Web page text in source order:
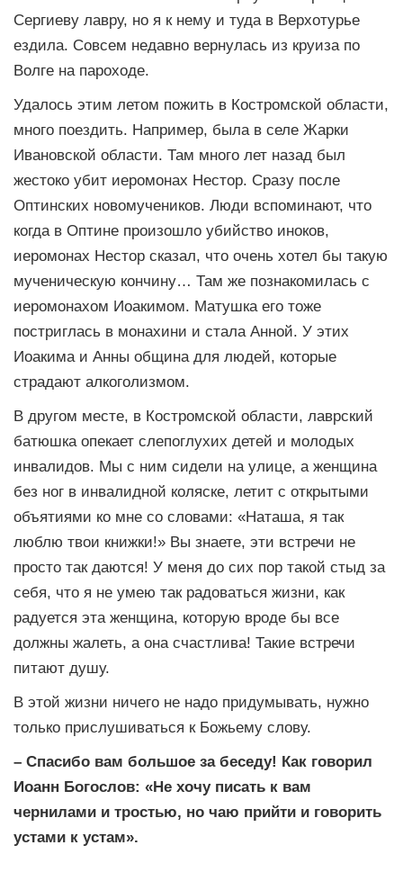
Сергиеву лавру, но я к нему и туда в Верхотурье
ездила. Совсем недавно вернулась из круиза по
Волге на пароходе.
Удалось этим летом пожить в Костромской области,
много поездить. Например, была в селе Жарки
Ивановской области. Там много лет назад был
жестоко убит иеромонах Нестор. Сразу после
Оптинских новомучеников. Люди вспоминают, что
когда в Оптине произошло убийство иноков,
иеромонах Нестор сказал, что очень хотел бы такую
мученическую кончину… Там же познакомилась с
иеромонахом Иоакимом. Матушка его тоже
постриглась в монахини и стала Анной. У этих
Иоакима и Анны община для людей, которые
страдают алкоголизмом.
В другом месте, в Костромской области, лаврский
батюшка опекает слепоглухих детей и молодых
инвалидов. Мы с ним сидели на улице, а женщина
без ног в инвалидной коляске, летит с открытыми
объятиями ко мне со словами: «Наташа, я так
люблю твои книжки!» Вы знаете, эти встречи не
просто так даются! У меня до сих пор такой стыд за
себя, что я не умею так радоваться жизни, как
радуется эта женщина, которую вроде бы все
должны жалеть, а она счастлива! Такие встречи
питают душу.
В этой жизни ничего не надо придумывать, нужно
только прислушиваться к Божьему слову.
– Спасибо вам большое за беседу! Как говорил
Иоанн Богослов: «Не хочу писать к вам
чернилами и тростью, но чаю прийти и говорить
устами к устам».